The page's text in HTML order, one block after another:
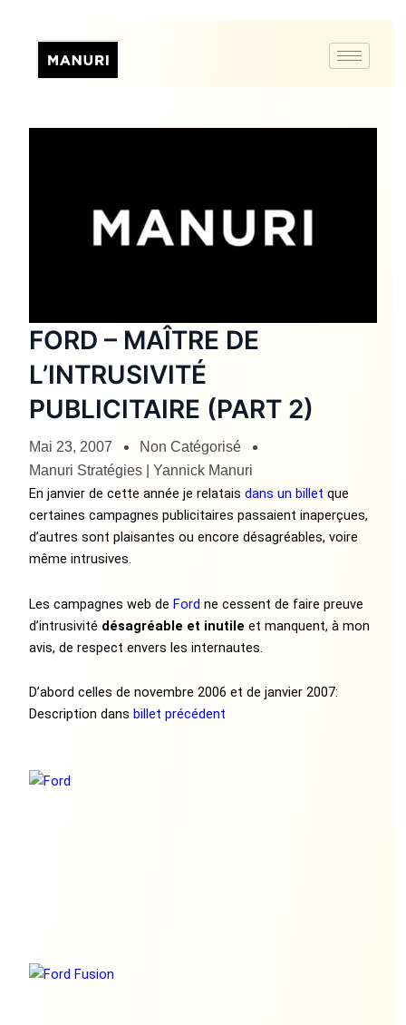
FORD – MAÎTRE DE
L’INTRUSIVITÉ
PUBLICITAIRE (PART 2)
Mai 23, 2007
Non Catégorisé
Manuri Stratégies | Yannick Manuri
En janvier de cette année je relataisdans un billet que
certaines campagnes publicitaires passaient inaperçues,
d’autres sont plaisantes ou encore désagréables, voire
même intrusives.
Les campagnes web deFord ne cessent de faire preuve
d’intrusivité désagréable et inutileet manquent, à mon
avis, de respect envers les internautes.
D’abord celles de novembre 2006 et de janvier 2007:
Description dansbillet précédent